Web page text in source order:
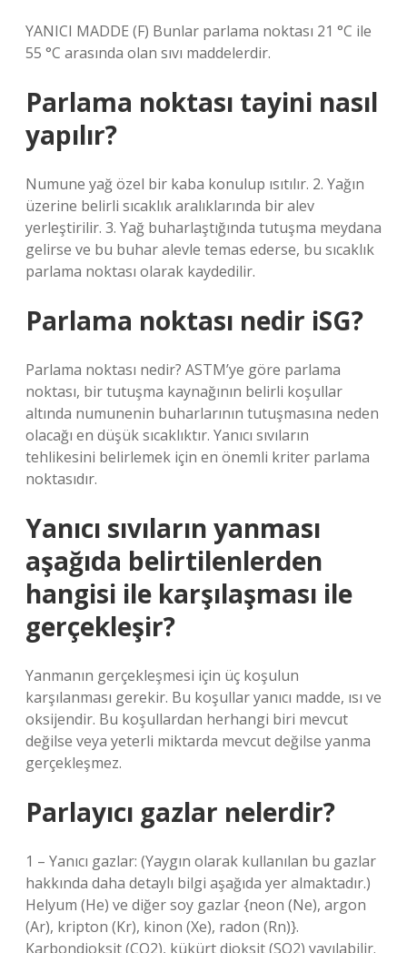
YANICI MADDE (F) Bunlar parlama noktası 21 °C ile
55 °C arasında olan sıvı maddelerdir.
Parlama noktası tayini nasıl
yapılır?
Numune yağ özel bir kaba konulup ısıtılır. 2. Yağın
üzerine belirli sıcaklık aralıklarında bir alev
yerleştirilir. 3. Yağ buharlaştığında tutuşma meydana
gelirse ve bu buhar alevle temas ederse, bu sıcaklık
parlama noktası olarak kaydedilir.
Parlama noktası nedir iSG?
Parlama noktası nedir? ASTM’ye göre parlama
noktası, bir tutuşma kaynağının belirli koşullar
altında numunenin buharlarının tutuşmasına neden
olacağı en düşük sıcaklıktır. Yanıcı sıvıların
tehlikesini belirlemek için en önemli kriter parlama
noktasıdır.
Yanıcı sıvıların yanması
aşağıda belirtilenlerden
hangisi ile karşılaşması ile
gerçekleşir?
Yanmanın gerçekleşmesi için üç koşulun
karşılanması gerekir. Bu koşullar yanıcı madde, ısı ve
oksijendir. Bu koşullardan herhangi biri mevcut
değilse veya yeterli miktarda mevcut değilse yanma
gerçekleşmez.
Parlayıcı gazlar nelerdir?
1 – Yanıcı gazlar: (Yaygın olarak kullanılan bu gazlar
hakkında daha detaylı bilgi aşağıda yer almaktadır.)
Helyum (He) ve diğer soy gazlar {neon (Ne), argon
(Ar), kripton (Kr), kinon (Xe), radon (Rn)}.
Karbondioksit (CO2), kükürt dioksit (SO2) yayılabilir.